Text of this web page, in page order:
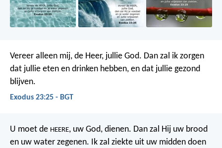
Vereer alleen mij, de Heer, jullie God. Dan zal ik zorgen
dat jullie eten en drinken hebben, en dat jullie gezond
blijven.
Exodus 23:25 - BGT
U moet de HEERE, uw God, dienen. Dan zal Hij uw brood
en uw water zegenen. Ik zal ziekte uit uw midden doen